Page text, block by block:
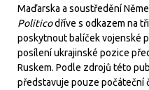
Maďarska a soustředění
Politicodříve s odkazem na
poskytnout balíček vojenské
posílení ukrajinské pozice
Ruskem. Podle zdrojů této
představuje pouze počáteční